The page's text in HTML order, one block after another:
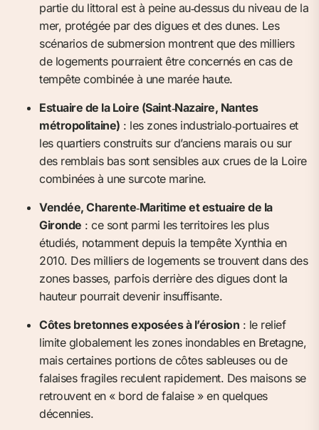
partie du littoral est à peine au‑dessus du niveau de la
mer, protégée par des digues et des dunes. Les
scénarios de submersion montrent que des milliers
de logements pourraient être concernés en cas de
tempête combinée à une marée haute.
Estuaire de la Loire (Saint‑Nazaire, Nantes
métropolitaine) : les zones industrialo‑portuaires et
les quartiers construits sur d’anciens marais ou sur
des remblais bas sont sensibles aux crues de la Loire
combinées à une surcote marine.
Vendée, Charente‑Maritime et estuaire de la
Gironde : ce sont parmi les territoires les plus
étudiés, notamment depuis la tempête Xynthia en
2010. Des milliers de logements se trouvent dans des
zones basses, parfois derrière des digues dont la
hauteur pourrait devenir insuffisante.
Côtes bretonnes exposées à l’érosion : le relief
limite globalement les zones inondables en Bretagne,
mais certaines portions de côtes sableuses ou de
falaises fragiles reculent rapidement. Des maisons se
retrouvent en « bord de falaise » en quelques
décennies.